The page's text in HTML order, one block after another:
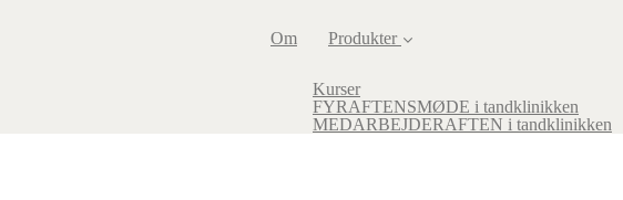
Om Produkter
Kurser
FYRAFTENSMØDE i tandklinikken
MEDARBEJDERAFTEN i tandklinikken